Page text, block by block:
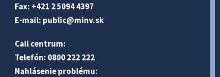
Fax: +421 2 5094 4397
E-mail: public@minv.sk
Call centrum:
Telefón: 0800 222 222
Nahlásenie problému: